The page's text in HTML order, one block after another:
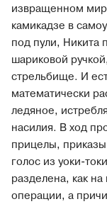
извращенном
камикадзе в
под пули, Никита
шариковой
стрельбище. И
математически
ледяное,
насилия. В ход
прицелы,
голос из уоки-
разделена, как
операции, а